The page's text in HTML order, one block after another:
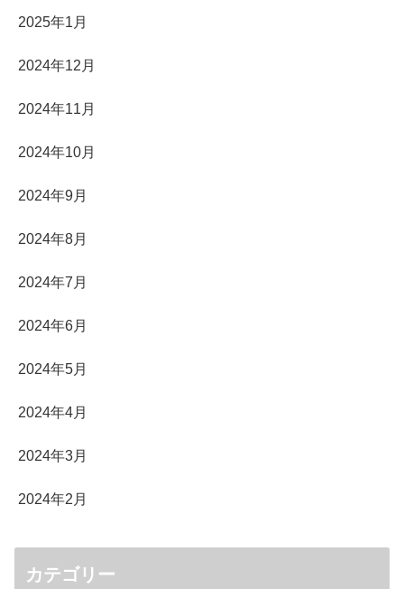
2025年1月
2024年12月
2024年11月
2024年10月
2024年9月
2024年8月
2024年7月
2024年6月
2024年5月
2024年4月
2024年3月
2024年2月
カテゴリー